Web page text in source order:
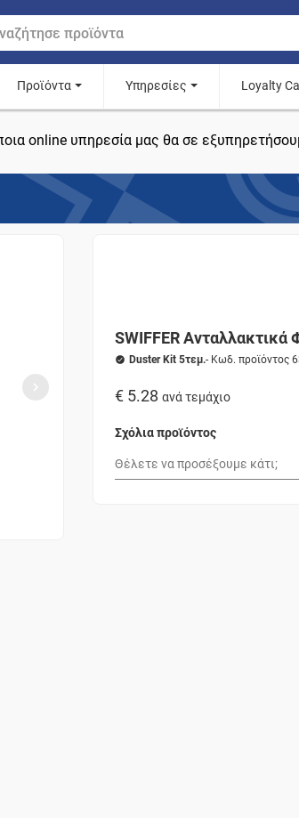
Προϊόντα Υπηρεσίες Loyalty
online υπηρεσία μας θα σε
SWIFFER Ανταλλακτικά
Duster Kit 5τεμ.- Κωδ. προϊόντος
€ 5.28 ανά τεμάχιο
Σχόλια προϊόντος